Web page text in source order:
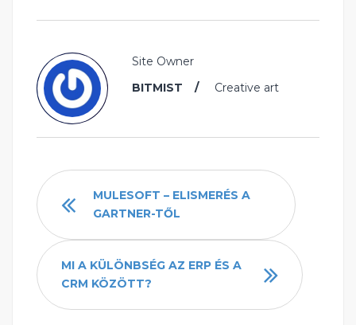
Site Owner
BITMIST
Creative art
MULESOFT – ELISMERÉS A
GARTNER-TŐL
MI A KÜLÖNBSÉG AZ ERP ÉS A
CRM KÖZÖTT?